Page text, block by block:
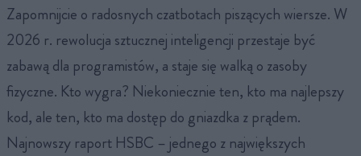
Zapomnijcie o radosnych czatbotach piszących wiersze. W
2026 r. rewolucja sztucznej inteligencji przestaje być
zabawą dla programistów, a staje się walką o zasoby
fizyczne. Kto wygra? Niekoniecznie ten, kto ma najlepszy
kod, ale ten, kto ma dostęp do gniazdka z prądem.
Najnowszy raport HSBC – jednego z największych